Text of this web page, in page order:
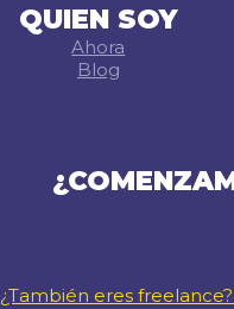
QUIEN SOY
Ahora
Blog
¿También eres